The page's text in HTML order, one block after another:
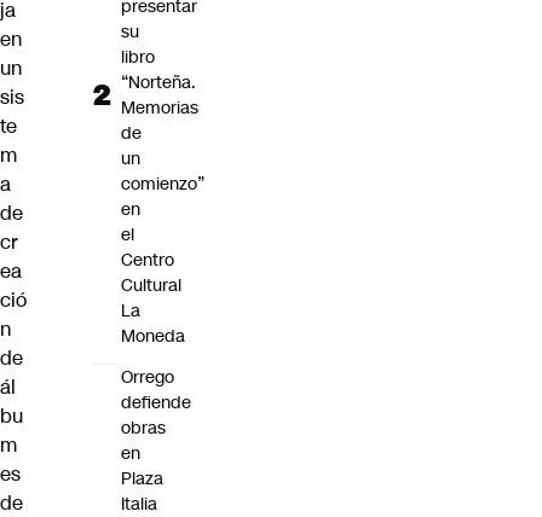
ja
en
un
sis
te
m
a
de
cr
ea
ció
n
de
ál
bu
m
es
de
presentar
su
libro
“Norteña.
Memorias
de
un
comienzo”
en
el
Centro
Cultural
La
Moneda
Orrego
defiende
obras
en
Plaza
Italia